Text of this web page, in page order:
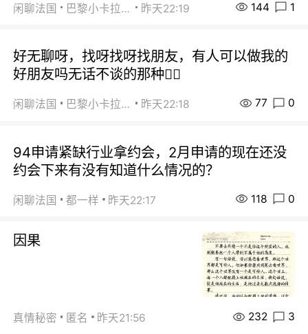
闲聊法国 巴黎小卡拉咪 昨天22:19 144 1
好无聊呀，找呀找呀找朋友，有人可以做我的
好朋友吗无话不谈的那种😮‍💨
闲聊法国 巴黎小卡拉咪 昨天22:18 77 0
94申请紧缺行业拿约会，2月申请的现在还没
约会下来有没有知道什么情况的？
闲聊法国 都一样 昨天22:17 118 0
因果
真情秘密 匿名 昨天21:56 232 3